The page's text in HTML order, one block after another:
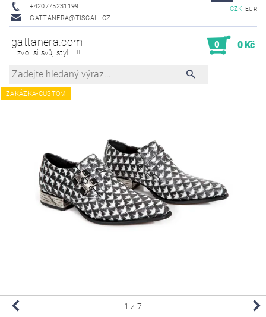
+420775231199
GATTANERA@TISCALI.CZ
CZK EUR
gattanera.com
...zvol si svůj styl...!!!
0 0 Kč
ZAKÁZKA-CUSTOM
1 z 7